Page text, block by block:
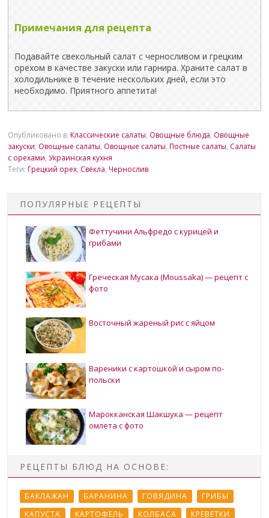
Примечания для рецепта
Подавайте свекольный салат с черносливом и грецким
орехом в качестве закуски или гарнира. Храните салат в
холодильнике в течение нескольких дней, если это
необходимо. Приятного аппетита!
Опубликовано в:Классические салаты, Овощные блюда, Овощные
закуски, Овощные салаты, Овощные салаты,Постные салаты, Салаты
с орехами,Украинская кухня
Теги:Грецкий орех, Свёкла,Чернослив
ПОПУЛЯРНЫЕ РЕЦЕПТЫ
Феттучини Альфредо с курицей и
грибами
Греческая Мусака (Moussaka) — рецепт с
фото
Восточный жареный рис с яйцом
Вареники с картошкой и сыром по-
польски
Марокканская Шакшука — рецепт
омлета с фото
РЕЦЕПТЫ БЛЮД НА ОСНОВЕ:
БАКЛАЖАН БАРАНИНА ГОВЯДИНА
ГРИБЫ
КАПУСТА
КАРТОФЕЛЬ КОЛБАСА
КРЕВЕТКИ